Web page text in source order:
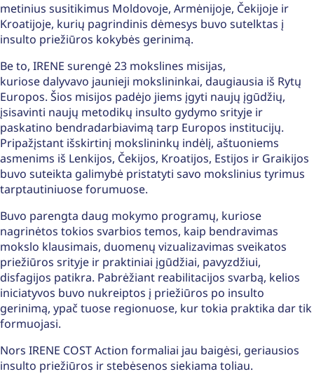
metinius susitikimus Moldovoje, Armėnijoje, Čekijoje ir
Kroatijoje, kurių pagrindinis dėmesys buvo sutelktas į
insulto priežiūros kokybės gerinimą.
Be to, IRENE surengė 23 mokslines misijas,
kuriose dalyvavo jaunieji mokslininkai, daugiausia iš Rytų
Europos. Šios misijos padėjo jiems įgyti naujų įgūdžių,
įsisavinti naujų metodikų insulto gydymo srityje ir
paskatino bendradarbiavimą tarp Europos institucijų.
Pripažįstant išskirtinį mokslininkų indėlį, aštuoniems
asmenims iš Lenkijos, Čekijos, Kroatijos, Estijos ir Graikijos
buvo suteikta galimybė pristatyti savo mokslinius tyrimus
tarptautiniuose forumuose.
Buvo parengta daug mokymo programų, kuriose
nagrinėtos tokios svarbios temos, kaip bendravimas
mokslo klausimais, duomenų vizualizavimas sveikatos
priežiūros srityje ir praktiniai įgūdžiai, pavyzdžiui,
disfagijos patikra. Pabrėžiant reabilitacijos svarbą, kelios
iniciatyvos buvo nukreiptos į priežiūros po insulto
gerinimą, ypač tuose regionuose, kur tokia praktika dar tik
formuojasi.
Nors IRENE COST Action formaliai jau baigėsi, geriausios
insulto priežiūros ir stebėsenos siekiama toliau.